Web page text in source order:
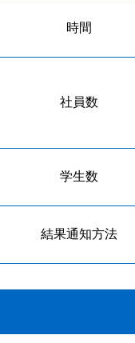
時間
社員数
学生数
結果通知方法